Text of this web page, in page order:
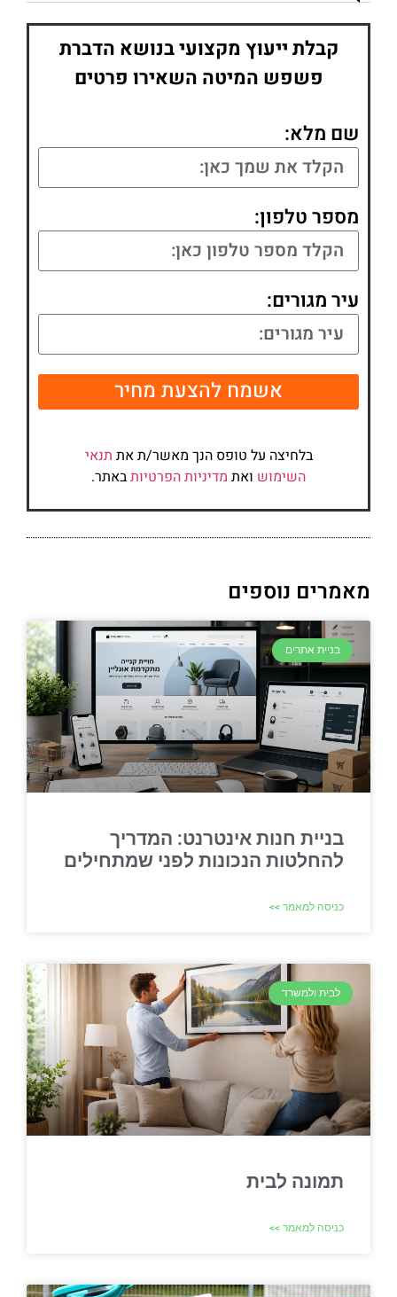
קבלת ייעוץ מקצועי בנושא הדברת
פשפש המיטה השאירו פרטים
שם מלא:
מספר טלפון:
עיר מגורים:
אשמח להצעת מחיר
בלחיצה על טופס הנך מאשר/ת את תנאי
השימוש ואת מדיניות הפרטיותבאתר.
מאמרים נוספים
בניית אתרים
בניית חנות אינטרנט: המדריך
להחלטות הנכונות לפני שמתחילים
כניסה למאמר >>
לבית ולמשרד
תמונה לבית
כניסה למאמר >>